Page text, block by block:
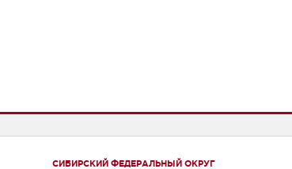
СИБИРСКИЙ ФЕДЕРАЛЬНЫЙ ОКРУГ